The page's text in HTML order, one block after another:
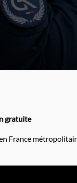
gratuite
France